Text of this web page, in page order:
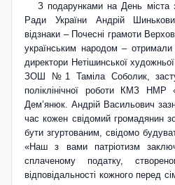
З подарунками на День міста
Ради України Андрій
відзнаки – Почесні грамоти
українським народом –
директори Нетішинської
ЗОШ №1 Таміла Соболик,
поліклінічної роботи КМЗ
Дем’янюк. Андрій Васильович
час кожен свідомий громадянин
бути згуртованим, свідомо
«Наш з вами патріотизм
сплаченому податку,
відповідальності кожного перед